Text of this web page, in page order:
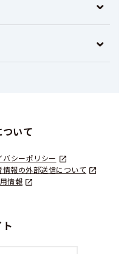
いて
バシーポリシー
情報の外部送信について
情報